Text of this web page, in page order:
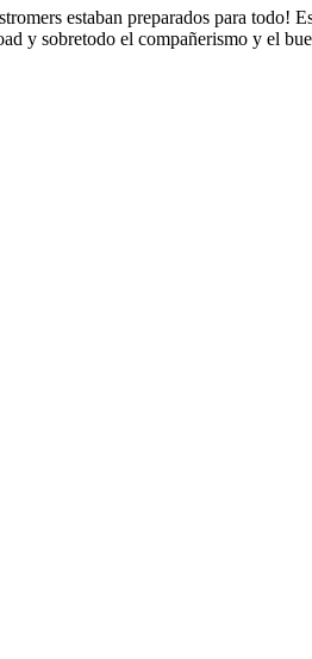
estaban preparados para todo!
y sobretodo el compañerismo y el